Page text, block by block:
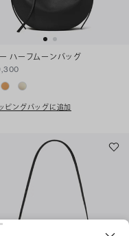
ハーフムーンバッグ
ピングバッグに追加